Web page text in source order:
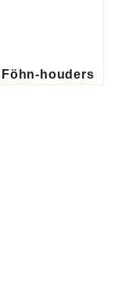
Föhn-houders